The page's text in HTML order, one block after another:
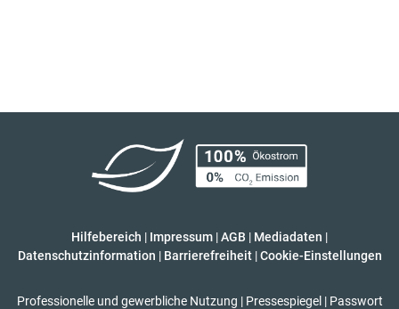
Hilfebereich | Impressum |AGB | Mediadaten |
Datenschutzinformation | Barrierefreiheit | Cookie-Einstellungen
Professionelle und gewerbliche Nutzung | Pressespiegel | Passwort